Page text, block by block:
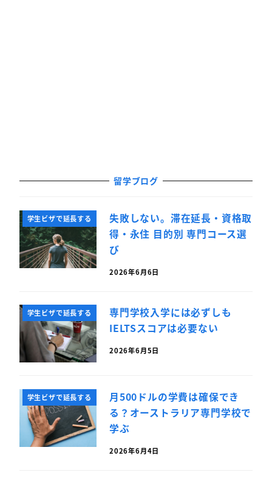
留学ブログ
学生ビザで延長する
失敗しない。滞在延長・資格取
得・永住 目的別 専門コース選
び
2026年6月6日
学生ビザで延長する
専門学校入学には必ずしも
IELTSスコアは必要ない
2026年6月5日
学生ビザで延長する
月500ドルの学費は確保でき
る？オーストラリア専門学校で
学ぶ
2026年6月4日